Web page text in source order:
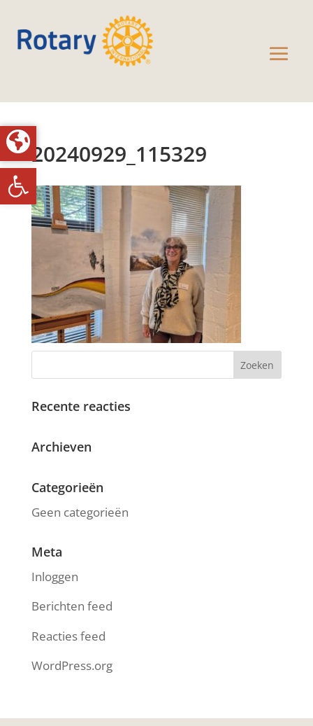
Toolbar openen
20240929_115329
Recente reacties
Archieven
Categorieën
Geen categorieën
Meta
Inloggen
Berichten feed
Reacties feed
WordPress.org